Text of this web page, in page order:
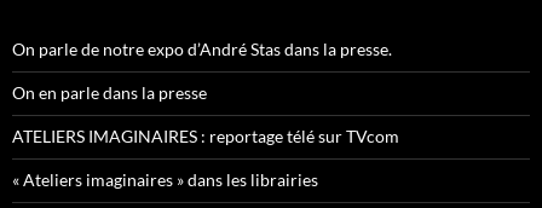
On parle de notre expo d’André Stas dans la presse.
On en parle dans la presse
ATELIERS IMAGINAIRES : reportage télé sur TVcom
« Ateliers imaginaires » dans les librairies